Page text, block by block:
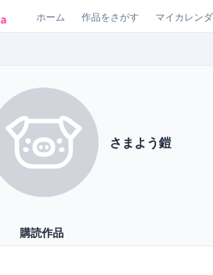
ホーム 作品をさがす マイカレン
さまよう鎧
購読作品